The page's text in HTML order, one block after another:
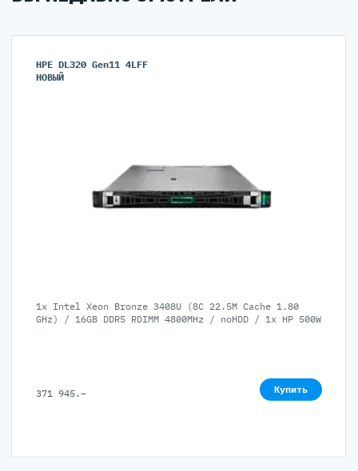
HPE DL320 Gen11 4LFF
НОВЫЙ
1x Intel Xeon Bronze 3408U (8C 22.5M Cache 1.80
GHz) / 16GB DDR5 RDIMM 4800MHz / noHDD / 1x HP 500W
371 945.– Купить